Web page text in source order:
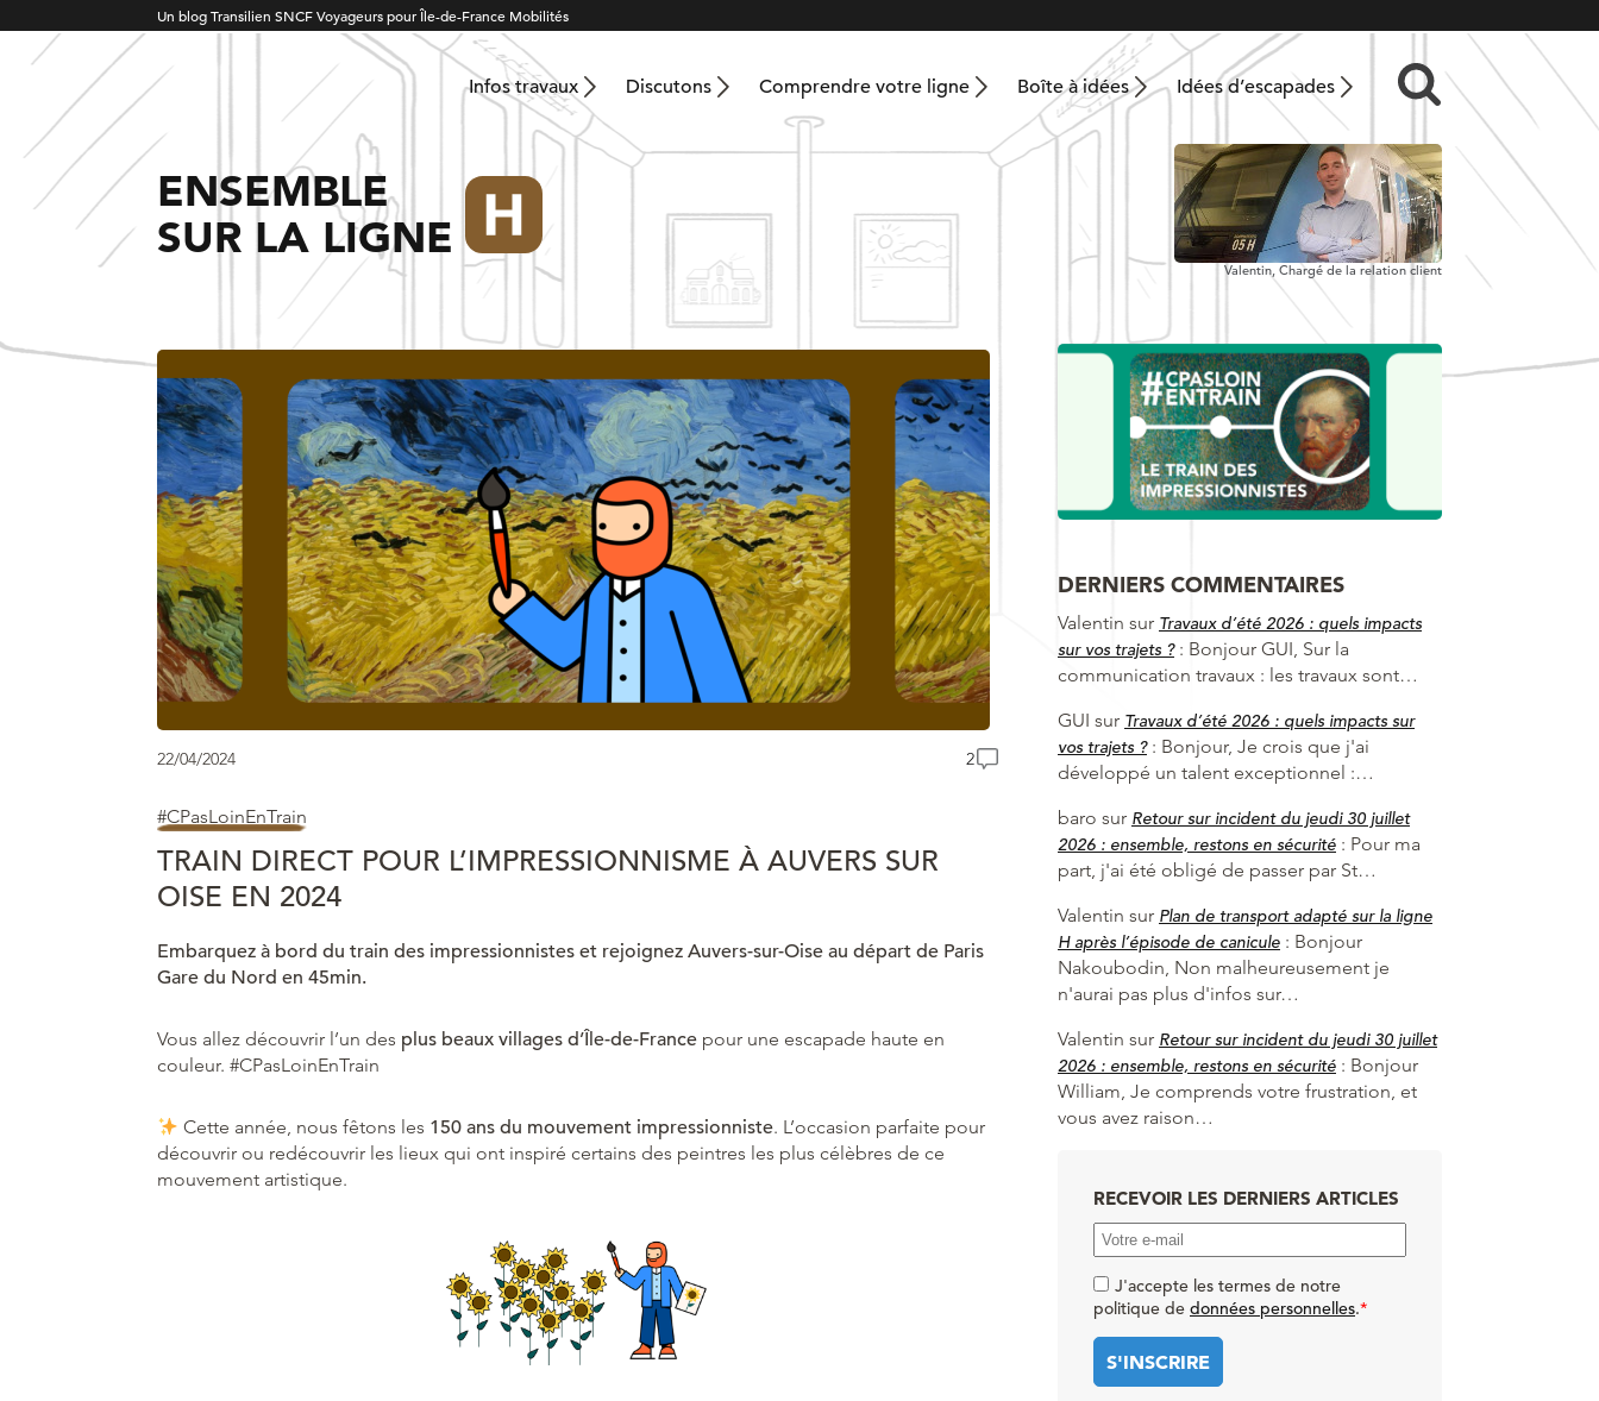
Un blog Transilien SNCF Voyageurs pour Île-de-France Mobilités
Infos travaux Discutons Comprendre votre ligne Boîte à idées Idées d’escapades
ENSEMBLE
SUR LA LIGNE
Valentin, Chargé de la relation client
22/04/2024 2
#CPasLoinEnTrain
TRAIN DIRECT POUR L’IMPRESSIONNISME À AUVERS SUR
OISE EN 2024
Embarquez à bord du train des impressionnistes et rejoignez Auvers-sur-Oise au départ de Paris
Gare du Nord en 45min.
Vous allez découvrir l’un des plus beaux villages d’Île-de-France pour une escapade haute en
couleur. #CPasLoinEnTrain
Cette année, nous fêtons les 150 ans du mouvement impressionniste. L’occasion parfaite pour
découvrir ou redécouvrir les lieux qui ont inspiré certains des peintres les plus célèbres de ce
mouvement artistique.
DERNIERS COMMENTAIRES
Valentin sur Travaux d’été 2026 : quels impacts
sur vos trajets ?: Bonjour GUI, Sur la
communication travaux : les travaux sont…
GUI sur Travaux d’été 2026 : quels impacts sur
vos trajets ?: Bonjour, Je crois que j'ai
développé un talent exceptionnel :…
baro sur Retour sur incident du jeudi 30 juillet
2026 : ensemble, restons en sécurité : Pour ma
part, j'ai été obligé de passer par St…
Valentin sur Plan de transport adapté sur la ligne
H après l’épisode de canicule : Bonjour
Nakoubodin, Non malheureusement je
n'aurai pas plus d'infos sur…
Valentin sur Retour sur incident du jeudi 30 juillet
2026 : ensemble, restons en sécurité : Bonjour
William, Je comprends votre frustration, et
vous avez raison…
RECEVOIR LES DERNIERS ARTICLES
J'accepte les termes de notre
politique de données personnelles.*